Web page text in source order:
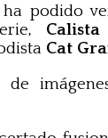
podido
Cat
de